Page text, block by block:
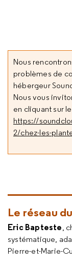
Nous
problèmes de
hébergeur
Nous vous
en cliquant sur
https://
2/chez-les-
Le réseau
Eric Bapteste,
systématique,
Pierre-et-Marie-